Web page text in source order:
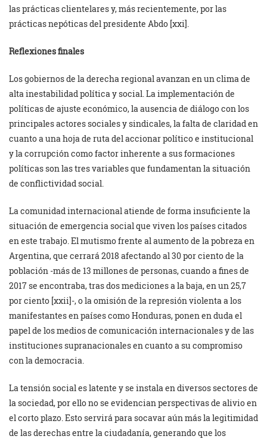
las prácticas clientelares y, más recientemente, por las
prácticas nepóticas del presidente Abdo [xxi].
Reflexiones finales
Los gobiernos de la derecha regional avanzan en un clima de
alta inestabilidad política y social. La implementación de
políticas de ajuste económico, la ausencia de diálogo con los
principales actores sociales y sindicales, la falta de claridad en
cuanto a una hoja de ruta del accionar político e institucional
y la corrupción como factor inherente a sus formaciones
políticas son las tres variables que fundamentan la situación
de conflictividad social.
La comunidad internacional atiende de forma insuficiente la
situación de emergencia social que viven los países citados
en este trabajo. El mutismo frente al aumento de la pobreza en
Argentina, que cerrará 2018 afectando al 30 por ciento de la
población -más de 13 millones de personas, cuando a fines de
2017 se encontraba, tras dos mediciones a la baja, en un 25,7
por ciento [xxii]-, o la omisión de la represión violenta a los
manifestantes en países como Honduras, ponen en duda el
papel de los medios de comunicación internacionales y de las
instituciones supranacionales en cuanto a su compromiso
con la democracia.
La tensión social es latente y se instala en diversos sectores de
la sociedad, por ello no se evidencian perspectivas de alivio en
el corto plazo. Esto servirá para socavar aún más la legitimidad
de las derechas entre la ciudadanía, generando que los